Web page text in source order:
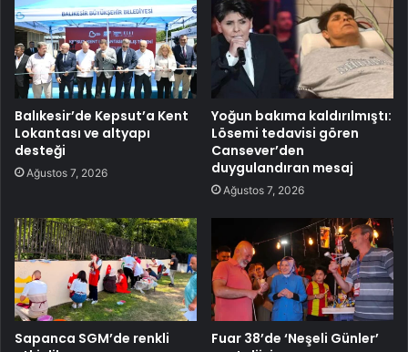
Balıkesir’de Kepsut’a Kent
Lokantası ve altyapı
desteği
Ağustos 7, 2026
Yoğun bakıma kaldırılmıştı:
Lösemi tedavisi gören
Cansever’den
duygulandıran mesaj
Ağustos 7, 2026
Sapanca SGM’de renkli
Fuar 38’de ‘Neşeli Günler’